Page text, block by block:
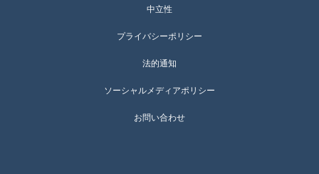
中立性
プライバシーポリシー
法的通知
ソーシャルメディアポリシー
お問い合わせ